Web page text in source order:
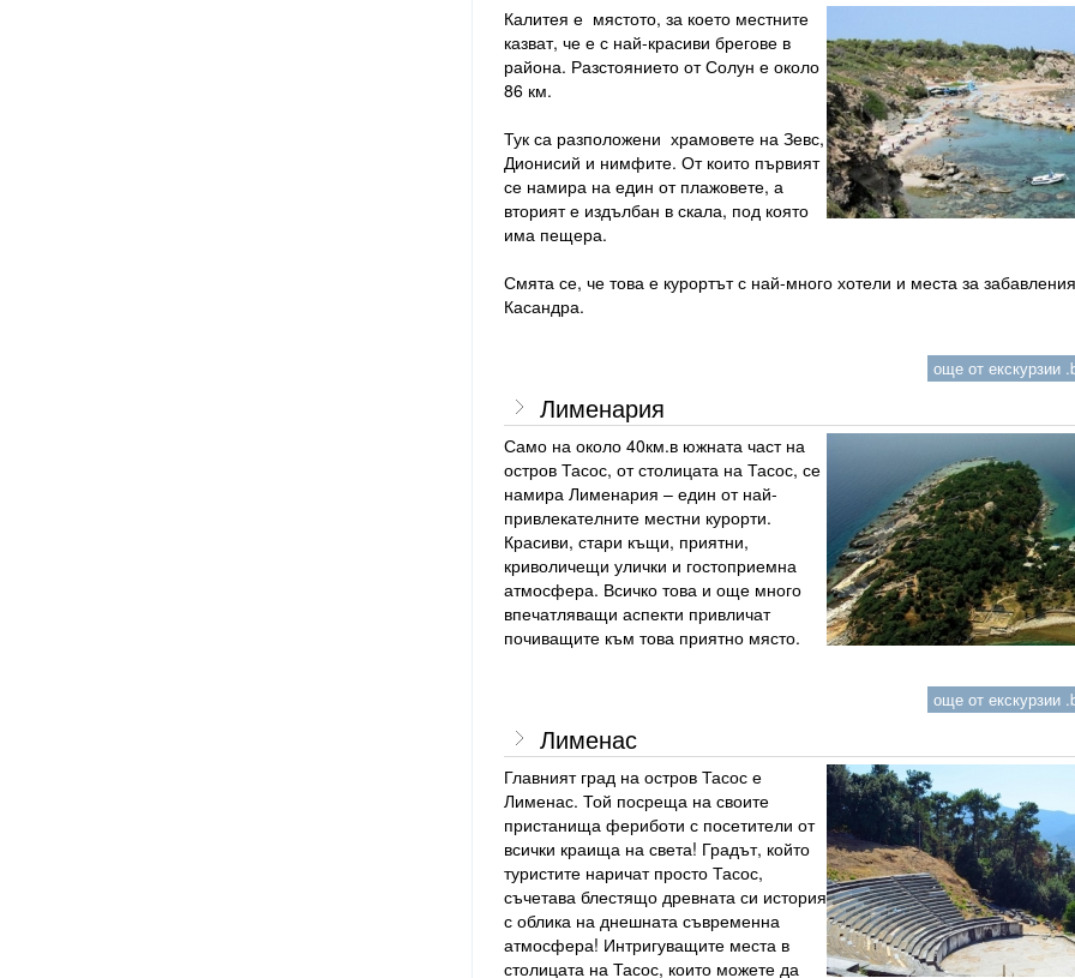
Калитея е мястото, за което местните
казват, че е с най-красиви брегове в
района. Разстоянието от Солун е около
86 км.
Тук са разположени храмовете на Зевс,
Дионисий и нимфите. От които първият
се намира на един от плажовете, а
вторият е издълбан в скала, под която
има пещера.
Смята се, че това е курортът с най-много хотели и места за
Касандра.
още от екскурзии
Лименария
Само на около 40км.в южната част на
остров Тасос, от столицата на Тасос, се
намира Лименария – един от най-
привлекателните местни курорти.
Красиви, стари къщи, приятни,
криволичещи улички и гостоприемна
атмосфера. Всичко това и още много
впечатляващи аспекти привличат
почиващите към това приятно място.
още от екскурзии
Лименас
Главният град на остров Тасос е
Лименас. Той посреща на своите
пристанища фериботи с посетители от
всички краища на света! Градът, който
туристите наричат просто Тасос,
съчетава блестящо древната си история
с облика на днешната съвременна
атмосфера! Интригуващите места в
столицата на Тасос, които можете да